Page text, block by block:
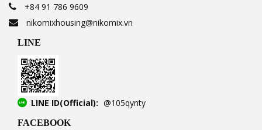
+84 91 786 9609
nikomixhousing@nikomix.vn
LINE
LINE ID(Official): @105qynty
FACEBOOK